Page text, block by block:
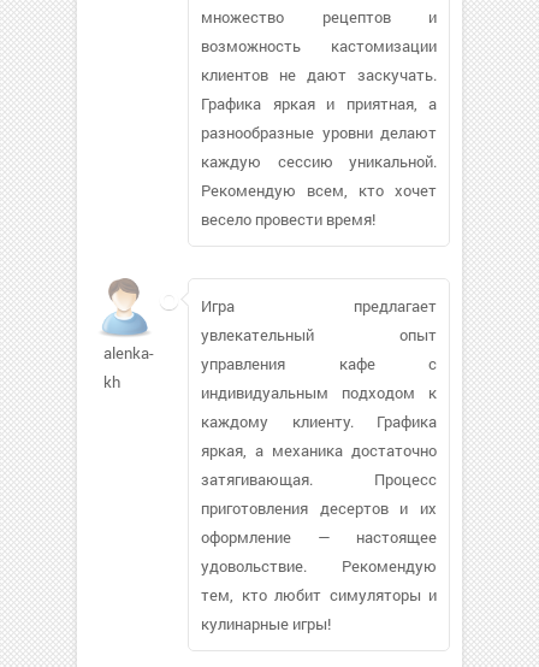
множество рецептов и
возможность кастомизации
клиентов не дают заскучать.
Графика яркая и приятная, а
разнообразные уровни делают
каждую сессию уникальной.
Рекомендую всем, кто хочет
весело провести время!
alenka-
kh
Игра предлагает
увлекательный опыт
управления кафе с
индивидуальным подходом к
каждому клиенту. Графика
яркая, а механика достаточно
затягивающая. Процесс
приготовления десертов и их
оформление — настоящее
удовольствие. Рекомендую
тем, кто любит симуляторы и
кулинарные игры!